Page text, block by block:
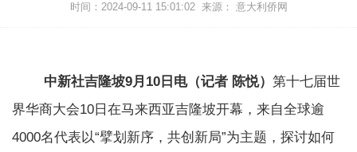
时间：2024-09-11 15:01:02 来源： 意大利侨网
中新社吉隆坡9月10日电（记者 陈悦） 第十七届世
界华商大会10日在马来西亚吉隆坡开幕，来自全球逾
4000名代表以“擘划新序，共创新局”为主题，探讨如何